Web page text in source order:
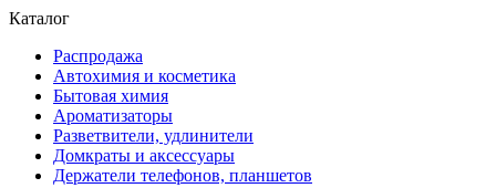
Каталог
Распродажа
Автохимия и косметика
Бытовая химия
Ароматизаторы
Разветвители, удлинители
Домкраты и аксессуары
Держатели телефонов, планшетов